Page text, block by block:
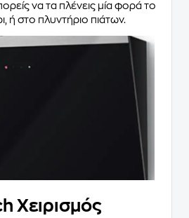
να τα πλένεις μία φορά το
ή στο πλυντήριο πιάτων.
Χειρισμός